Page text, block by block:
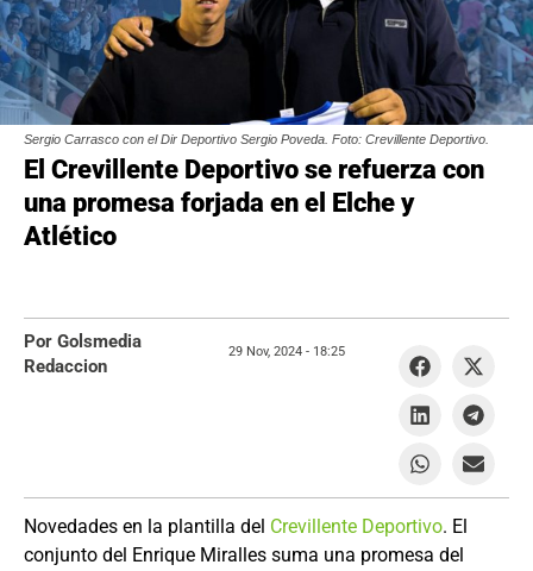
Sergio Carrasco con el Dir Deportivo Sergio Poveda. Foto: Crevillente Deportivo.
El Crevillente Deportivo se refuerza con
una promesa forjada en el Elche y
Atlético
Novedades en la plantilla del Crevillente Deportivo. El
conjunto del Enrique Miralles suma una promesa del
Por Golsmedia
Redaccion
29 Nov, 2024 - 18:25